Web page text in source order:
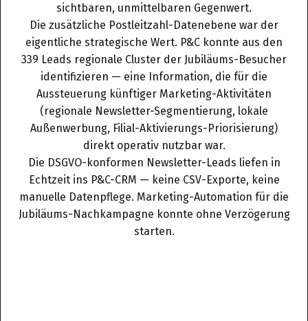
sichtbaren, unmittelbaren Gegenwert.
Die zusätzliche Postleitzahl-Datenebene war der
eigentliche strategische Wert. P&C konnte aus den
339 Leads regionale Cluster der Jubiläums-Besucher
identifizieren — eine Information, die für die
Aussteuerung künftiger Marketing-Aktivitäten
(regionale Newsletter-Segmentierung, lokale
Außenwerbung, Filial-Aktivierungs-Priorisierung)
direkt operativ nutzbar war.
Die DSGVO-konformen Newsletter-Leads liefen in
Echtzeit ins P&C-CRM — keine CSV-Exporte, keine
manuelle Datenpflege. Marketing-Automation für die
Jubiläums-Nachkampagne konnte ohne Verzögerung
starten.